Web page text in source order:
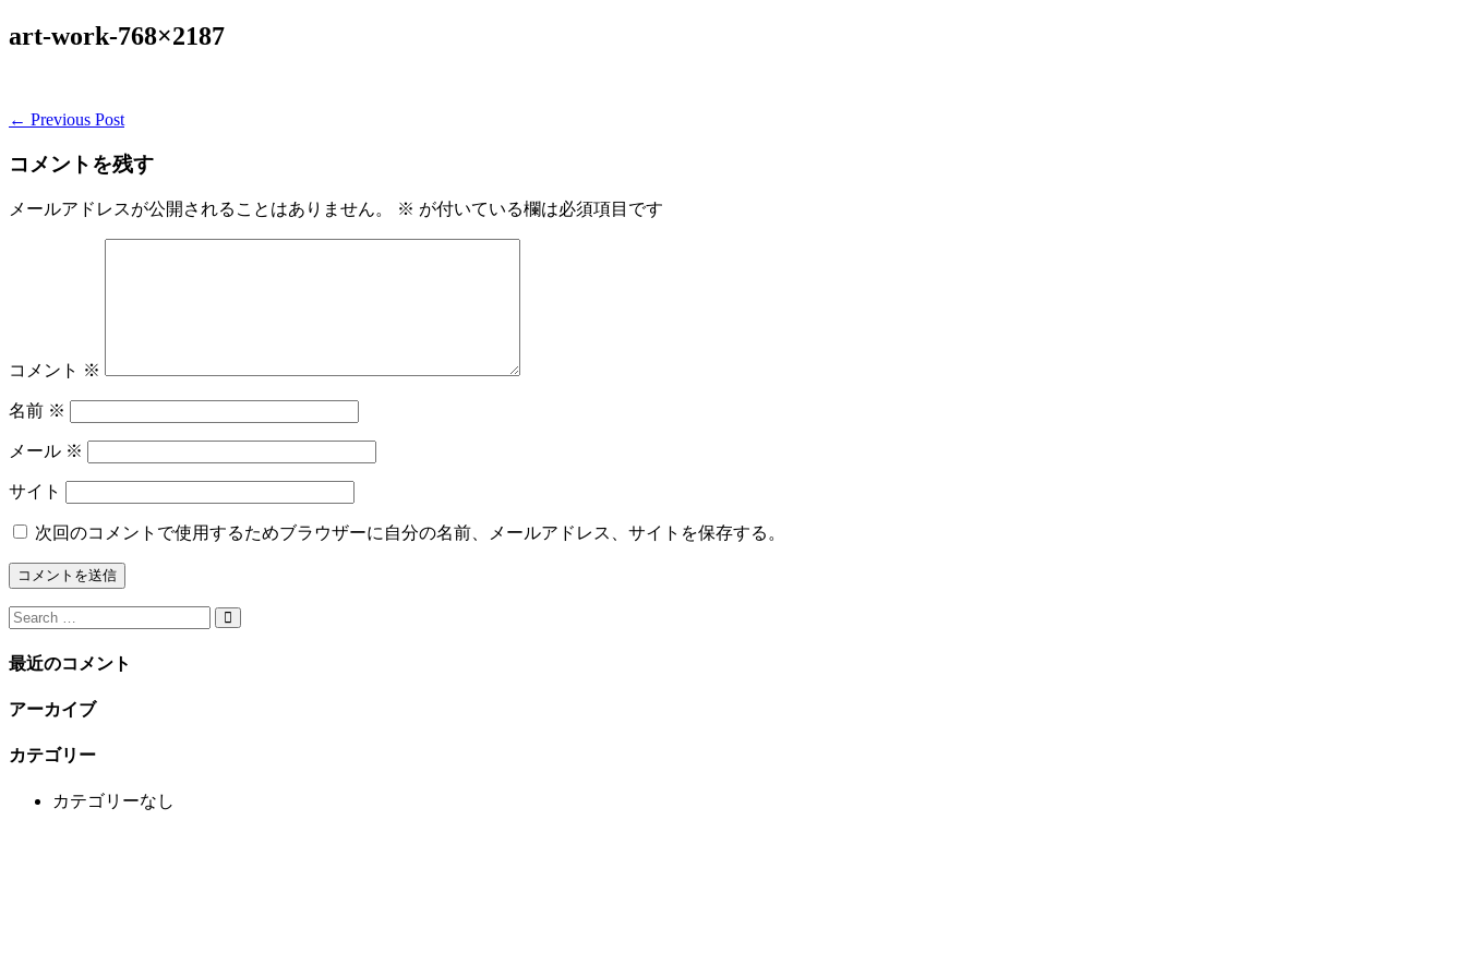
Skip
to
art-work-768×2187
Post
← Previous Post
コメントを残す
メールアドレスが公開されることはありません。 ※ が付いている欄は必須項目です
コメント ※
名前 ※
メール ※
サイト
次回のコメントで使用するためブラウザーに自分の名前、メールアドレス、サイトを保存する。
Search
for:
最近のコメント
アーカイブ
カテゴリー
カテゴリーなし